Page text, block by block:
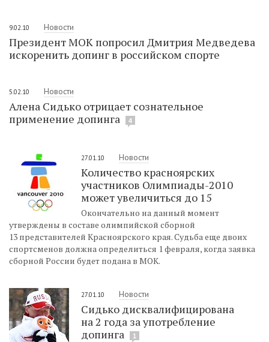
9.02.10 Новости
Президент МОК попросил Дмитрия Медведева
искоренить допинг в российском спорте
5.02.10 Новости
Алена Сидько отрицает сознательное
применение допинга
4
27.01.10 Новости
Количество красноярских
участников Олимпиады-2010
может увеличиться до 15
Окончательно на данный момент
утверждены в составе олимпийской сборной
13 представителей Красноярского края. Судьба еще двоих
спортсменов должна определиться 1 февраля, когда заявка
сборной России будет подана в МОК.
27.01.10 Новости
Сидько дисквалифицирована
на 2 года за употребление
допинга
1